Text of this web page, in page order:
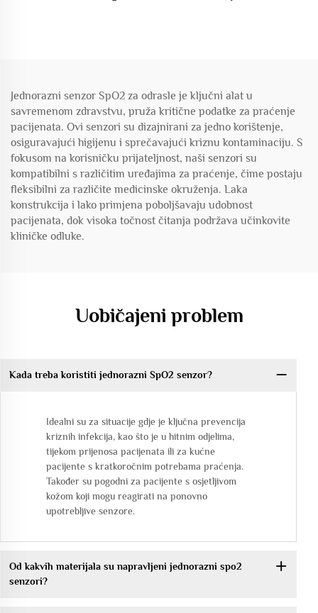
Jednorazni senzor SpO2 za odrasle je ključni alat u
savremenom zdravstvu, pruža kritične podatke za praćenje
pacijenata. Ovi senzori su dizajnirani za jedno korištenje,
osiguravajući higijenu i sprečavajući kriznu kontaminaciju. S
fokusom na korisničku prijateljnost, naši senzori su
kompatibilni s različitim uređajima za praćenje, čime postaju
fleksibilni za različite medicinske okruženja. Laka
konstrukcija i lako primjena poboljšavaju udobnost
pacijenata, dok visoka točnost čitanja podržava učinkovite
kliničke odluke.
Uobičajeni problem
Kada treba koristiti jednorazni SpO2 senzor?
Idealni su za situacije gdje je ključna prevencija
kriznih infekcija, kao što je u hitnim odjelima,
tijekom prijenosa pacijenata ili za kućne
pacijente s kratkoročnim potrebama praćenja.
Također su pogodni za pacijente s osjetljivom
kožom koji mogu reagirati na ponovno
upotrebljive senzore.
Od kakvih materijala su napravljeni jednorazni spo2
senzori?